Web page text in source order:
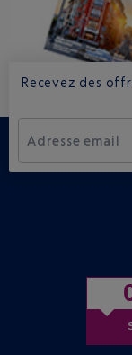
Recevez des
Adresse email